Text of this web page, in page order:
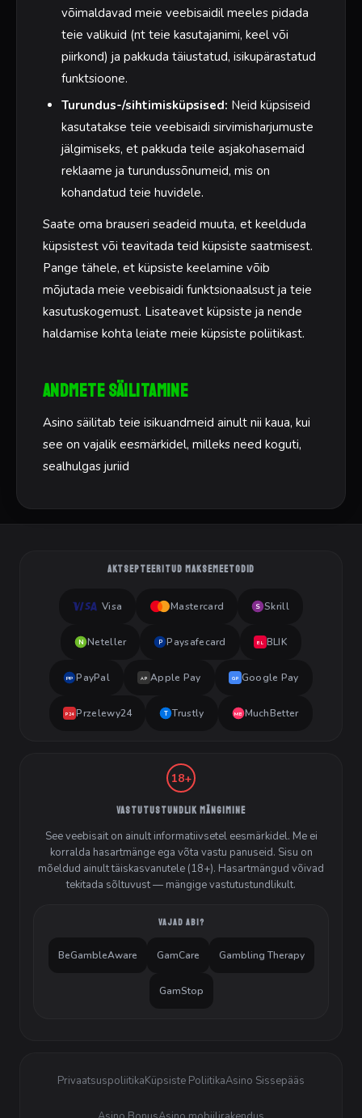
võimaldavad meie veebisaidil meeles pidada
teie valikuid (nt teie kasutajanimi, keel või
piirkond) ja pakkuda täiustatud, isikupärastatud
funktsioone.
Turundus-/sihtimisküpsised: Neid küpsiseid
kasutatakse teie veebisaidi sirvimisharjumuste
jälgimiseks, et pakkuda teile asjakohasemaid
reklaame ja turundussõnumeid, mis on
kohandatud teie huvidele.
Saate oma brauseri seadeid muuta, et keelduda
küpsistest või teavitada teid küpsiste saatmisest.
Pange tähele, et küpsiste keelamine võib
mõjutada meie veebisaidi funktsionaalsust ja teie
kasutuskogemust. Lisateavet küpsiste ja nende
haldamise kohta leiate meie küpsiste poliitikast.
Andmete säilitamine
Asino säilitab teie isikuandmeid ainult nii kaua, kui
see on vajalik eesmärkidel, milleks need koguti,
sealhulgas juriid
AKTSEPTEERITUD MAKSEMEETODID
Visa Mastercard S Skrill
N Neteller P Paysafecard BL BLIK
PP PayPal AP Apple Pay GP Google Pay
P24 Przelewy24 T Trustly MB MuchBetter
18+
VASTUTUSTUNDLIK MÄNGIMINE
See veebisait on ainult informatiivsetel eesmärkidel. Me ei
korralda hasartmänge ega võta vastu panuseid. Sisu on
mõeldud ainult täiskasvanutele (18+). Hasartmängud võivad
tekitada sõltuvust — mängige vastutustundlikult.
VAJAD ABI?
BeGambleAware GamCare Gambling Therapy
GamStop
PrivaatsuspoliitikaKüpsiste PoliitikaAsino Sissepääs